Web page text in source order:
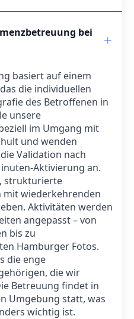
bei
basiert auf einem
die individuellen
des Betroffenen in
unsere
im Umgang mit
und wenden
Validation nach
Aktivierung an.
strukturierte
wiederkehrenden
Aktivitäten werden
angepasst – von
bis zu
Hamburger Fotos.
die enge
die wir
Betreuung findet in
Umgebung statt, was
wichtig ist.